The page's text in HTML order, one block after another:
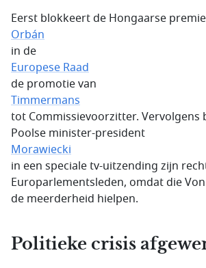
Eerst blokkeert de Hongaarse
Orbán
in de
Europese Raad
de promotie van
Timmermans
tot Commissievoorzitter. Vervolgens
Poolse minister-president
Morawiecki
in een speciale tv-uitzending zijn
Europarlementsleden, omdat die
de meerderheid hielpen.
Politieke crisis